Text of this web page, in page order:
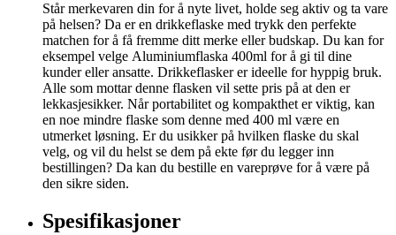
Står merkevaren din for å nyte livet, holde seg aktiv og ta vare
på helsen? Da er en drikkeflaske med trykk den perfekte
matchen for å få fremme ditt merke eller budskap. Du kan for
eksempel velge Aluminiumflaska 400ml for å gi til dine
kunder eller ansatte. Drikkeflasker er ideelle for hyppig bruk.
Alle som mottar denne flasken vil sette pris på at den er
lekkasjesikker. Når portabilitet og kompakthet er viktig, kan
en noe mindre flaske som denne med 400 ml være en
utmerket løsning. Er du usikker på hvilken flaske du skal
velg, og vil du helst se dem på ekte før du legger inn
bestillingen? Da kan du bestille en vareprøve for å være på
den sikre siden.
Spesifikasjoner